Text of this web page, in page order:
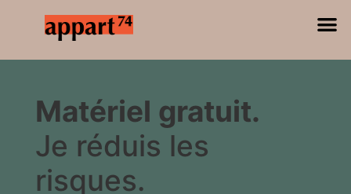
Matériel gratuit.
Je réduis les
risques.